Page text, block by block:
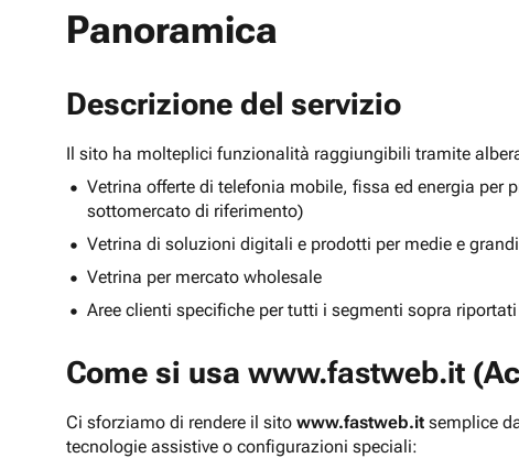
Panoramica
Descrizione del servizio
Il sito ha molteplici funzionalità raggiungibili tramite
Vetrina offerte di telefonia mobile, fissa ed energia per
sottomercato di riferimento)
Vetrina di soluzioni digitali e prodotti per medie e
Vetrina per mercato wholesale
Aree clienti specifiche per tutti i segmenti sopra
Come si usa www.fastweb.it
Ci sforziamo di rendere il sito www.fastweb.it semplice
tecnologie assistive o configurazioni speciali: